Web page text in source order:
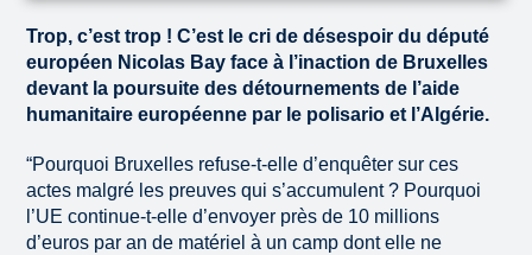
Trop, c’est trop ! C’est le cri de désespoir du député
européen Nicolas Bay face à l’inaction de Bruxelles
devant la poursuite des détournements de l’aide
humanitaire européenne par le polisario et l’Algérie.
“Pourquoi Bruxelles refuse-t-elle d’enquêter sur ces
actes malgré les preuves qui s’accumulent ? Pourquoi
l’UE continue-t-elle d’envoyer près de 10 millions
d’euros par an de matériel à un camp dont elle ne